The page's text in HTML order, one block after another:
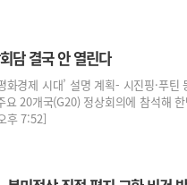
담 결국 안 열린다
경제 시대’ 설명 계획- 시진핑·푸
20개국(G20) 정상회의에 참석해
후 7:52]